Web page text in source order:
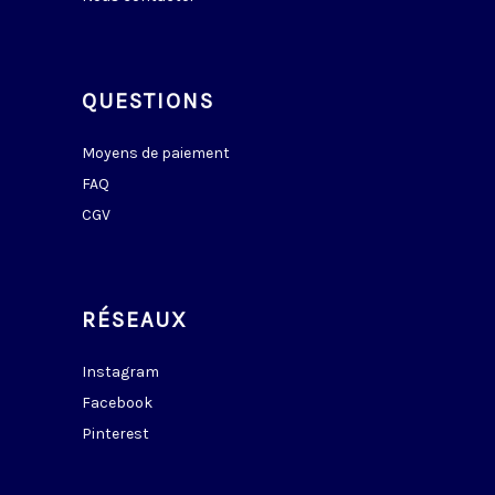
QUESTIONS
Moyens de paiement
FAQ
CGV
RÉSEAUX
Instagram
Facebook
Pinterest